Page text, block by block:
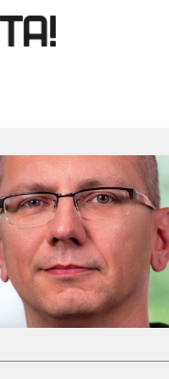
MAINZ
Alle